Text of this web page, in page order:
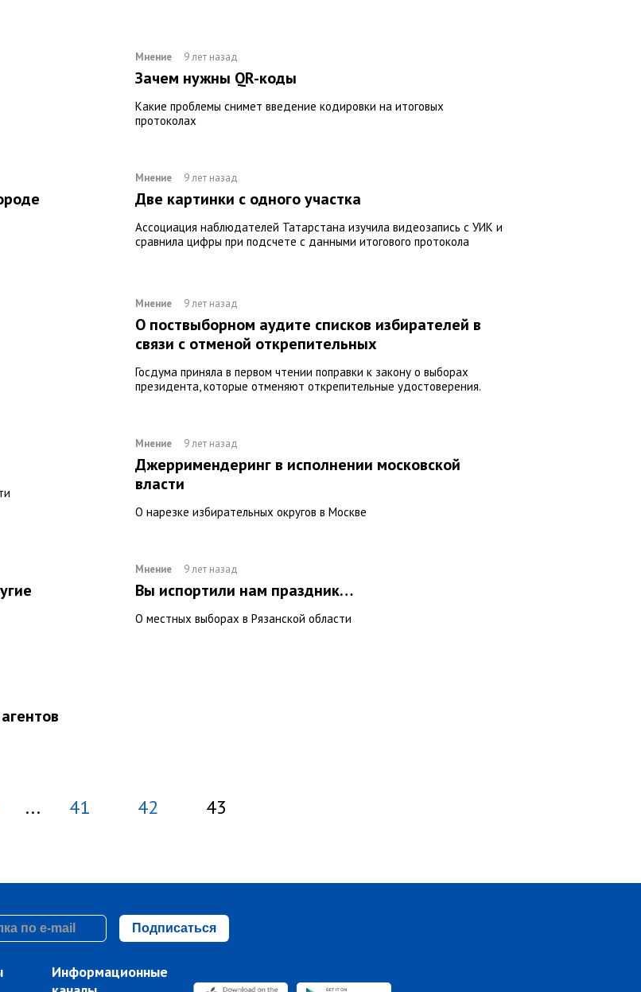
Мнение 9 лет назад
Зачем нужны QR-коды
Какие проблемы снимет введение кодировки на итоговых
протоколах
Мнение 9 лет назад
Две картинки с одного участка
Ассоциация наблюдателей Татарстана изучила видеозапись с УИК и
сравнила цифры при подсчете с данными итогового протокола
Мнение 9 лет назад
О поствыборном аудите списков избирателей в
связи с отменой открепительных
Госдума приняла в первом чтении поправки к закону о выборах
президента, которые отменяют открепительные удостоверения.
Мнение 9 лет назад
Джерримендеринг в исполнении московской
власти
О нарезке избирательных округов в Москве
Мнение 9 лет назад
Вы испортили нам праздник…
О местных выборах в Рязанской области
... 41 42 43
Подписаться
Информационные